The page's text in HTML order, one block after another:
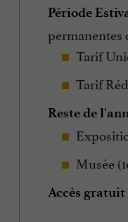
Période
permanentes
​Tarif
​Tarif
Reste de
​Musée
Accès gratuit